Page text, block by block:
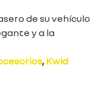
de su vehículo
y a la
, Kwid